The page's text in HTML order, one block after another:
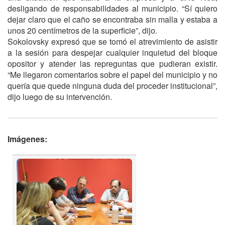
desligando de responsabilidades al municipio. “Sí quiero
dejar claro que el caño se encontraba sin malla y estaba a
unos 20 centímetros de la superficie”, dijo.
Sokolovsky expresó que se tomó el atrevimiento de asistir
a la sesión para despejar cualquier inquietud del bloque
opositor y atender las repreguntas que pudieran existir.
“Me llegaron comentarios sobre el papel del municipio y no
quería que quede ninguna duda del proceder institucional”,
dijo luego de su intervención.
Imágenes: